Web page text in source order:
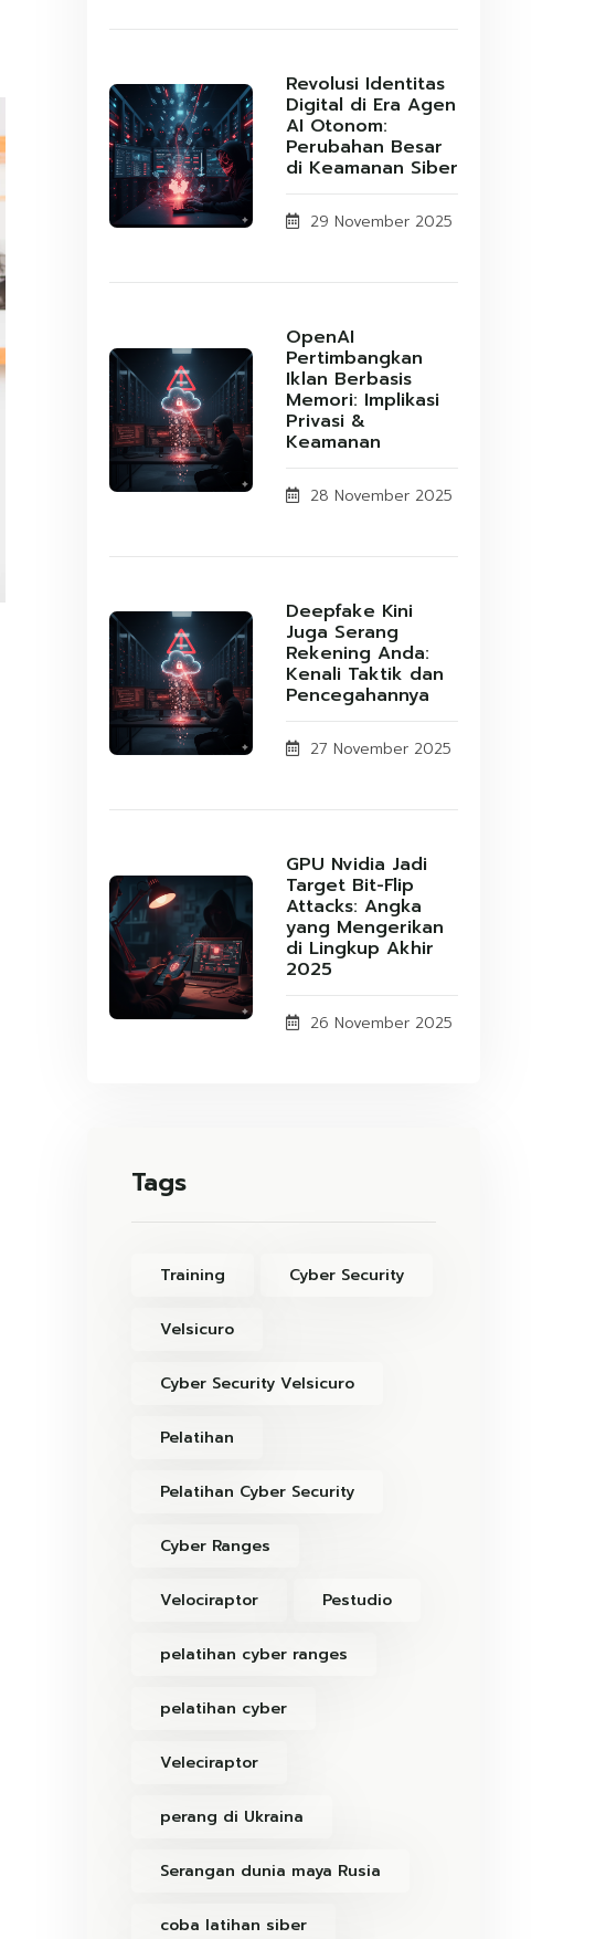
Revolusi Identitas
Digital di Era Agen
AI Otonom:
Perubahan Besar
di Keamanan Siber
29 November 2025
OpenAI
Pertimbangkan
Iklan Berbasis
Memori: Implikasi
Privasi &
Keamanan
28 November 2025
Deepfake Kini
Juga Serang
Rekening Anda:
Kenali Taktik dan
Pencegahannya
27 November 2025
GPU Nvidia Jadi
Target Bit-Flip
Attacks: Angka
yang Mengerikan
di Lingkup Akhir
2025
26 November 2025
Tags
Training Cyber Security
Velsicuro
Cyber Security Velsicuro
Pelatihan
Pelatihan Cyber Security
Cyber Ranges
Velociraptor Pestudio
pelatihan cyber ranges
pelatihan cyber
Veleciraptor
perang di Ukraina
Serangan dunia maya Rusia
coba latihan siber